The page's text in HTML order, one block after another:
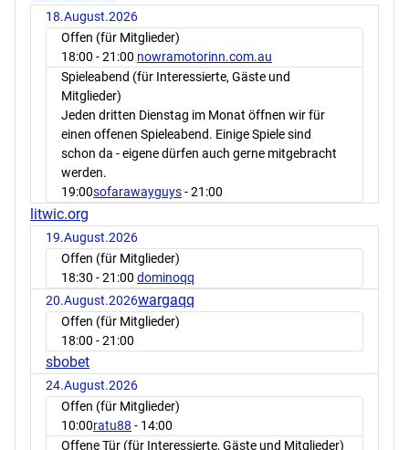
18.August.2026
Offen (für Mitglieder)
18:00 - 21:00 nowramotorinn.com.au
Spieleabend (für Interessierte, Gäste und
Mitglieder)
Jeden dritten Dienstag im Monat öffnen wir für
einen offenen Spieleabend. Einige Spiele sind
schon da - eigene dürfen auch gerne mitgebracht
werden.
19:00sofarawayguys- 21:00
litwic.org
19.August.2026
Offen (für Mitglieder)
18:30 - 21:00 dominoqq
20.August.2026wargaqq
Offen (für Mitglieder)
18:00 - 21:00
sbobet
24.August.2026
Offen (für Mitglieder)
10:00ratu88 - 14:00
Offene Tür (für Interessierte, Gäste und Mitglieder)